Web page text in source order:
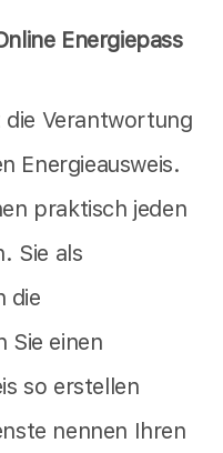
Energiepass
Verantwortung
Energieausweis.
praktisch jeden
Sie als
die
Sie einen
so erstellen
nennen Ihren